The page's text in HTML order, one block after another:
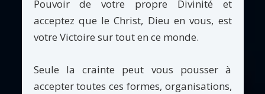
Pouvoir de votre propre Divinité et
acceptez que le Christ, Dieu en vous, est
votre Victoire sur tout en ce monde.
Seule la crainte peut vous pousser à
accepter toutes ces formes, organisations,